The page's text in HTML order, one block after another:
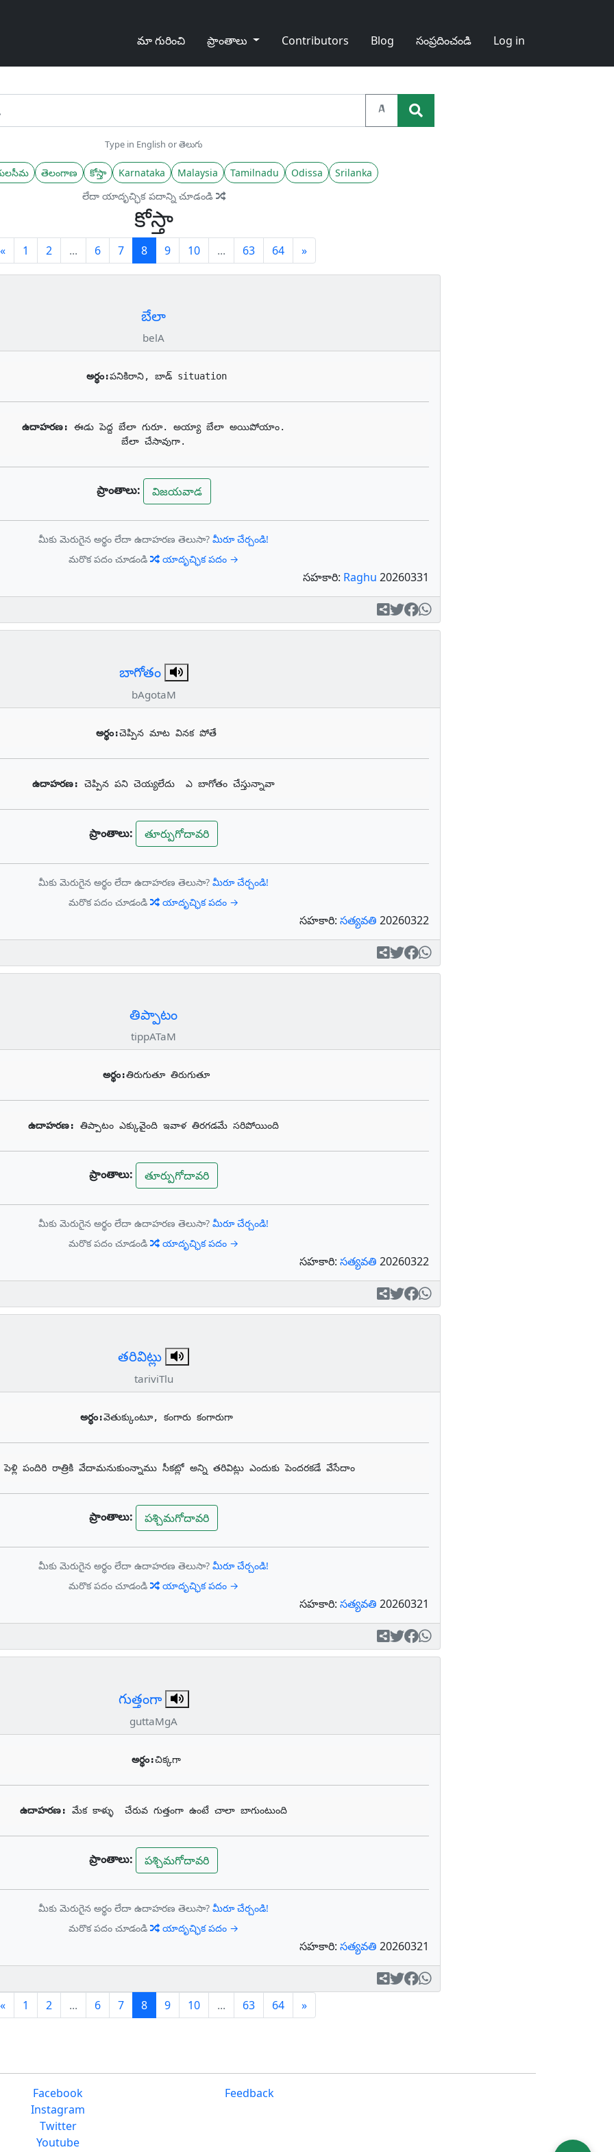
మా గురించి ప్రాంతాలు Contributors Blog సంప్రదించండి Log in
A
Type in English or తెలుగు
తెలంగాణ కోస్తా Karnataka Malaysia Tamilnadu Odissa
Srilanka
లేదా యాదృచ్ఛిక పదాన్ని చూడండి
కోస్తా
«Previous
1 2 ... 6 7 8(current)
9 10 ... 63 64 »Next
బేలా
belA
అర్థం:పనికిరాని, బాడ్ situation
ఉదాహరణ: ఈడు పెద్ద బేలా గురూ. అయ్యా బేలా అయిపోయాం.
బేలా చేసావుగా.
ప్రాంతాలు: విజయవాడ
మీకు మెరుగైన అర్థం లేదా ఉదాహరణ తెలుసా? మీరూ చేర్చండి!
మరొక పదం చూడండి
యాదృచ్ఛిక పదం →
సహకారి: Raghu 20260331
బాగోతం
bAgotaM
అర్థం:చెప్పిన మాట వినక పోతే
ఉదాహరణ: చెప్పిన పని చెయ్యలేదు  ఎ బాగోతం చేస్తున్నావా
ప్రాంతాలు: తూర్పుగోదావరి
మీకు మెరుగైన అర్థం లేదా ఉదాహరణ తెలుసా? మీరూ చేర్చండి!
మరొక పదం చూడండి
యాదృచ్ఛిక పదం →
సహకారి: సత్యవతి 20260322
తిప్పాటం
tippATaM
అర్థం:తిరుగుతూ తిరుగుతూ
ఉదాహరణ: తిప్పాటం ఎక్కువైంది ఇవాళ తిరగడమే సరిపోయింది
ప్రాంతాలు: తూర్పుగోదావరి
మీకు మెరుగైన అర్థం లేదా ఉదాహరణ తెలుసా? మీరూ చేర్చండి!
మరొక పదం చూడండి
యాదృచ్ఛిక పదం →
సహకారి: సత్యవతి 20260322
తరివిట్లు
tariviTlu
అర్థం:వెతుక్కుంటూ, కంగారు కంగారుగా
పెళ్లి పందిరి రాత్రికి వేదామనుకుంన్నాము సీకట్లో అన్ని తరివిట్లు ఎందుకు పెందరకడే వేసేదాం
ప్రాంతాలు: పశ్చిమగోదావరి
మీకు మెరుగైన అర్థం లేదా ఉదాహరణ తెలుసా? మీరూ చేర్చండి!
మరొక పదం చూడండి
యాదృచ్ఛిక పదం →
సహకారి: సత్యవతి 20260321
గుత్తంగా
guttaMgA
అర్థం:చిక్కగా
ఉదాహరణ: మేక కాళ్ళు  చేరువ గుత్తంగా ఉంటే చాలా బాగుంటుంది
ప్రాంతాలు: పశ్చిమగోదావరి
మీకు మెరుగైన అర్థం లేదా ఉదాహరణ తెలుసా? మీరూ చేర్చండి!
మరొక పదం చూడండి
యాదృచ్ఛిక పదం →
సహకారి: సత్యవతి 20260321
«Previous
1 2 ... 6 7 8(current)
9 10 ... 63 64 »Next
Facebook
Instagram
Twitter
Youtube
Feedback